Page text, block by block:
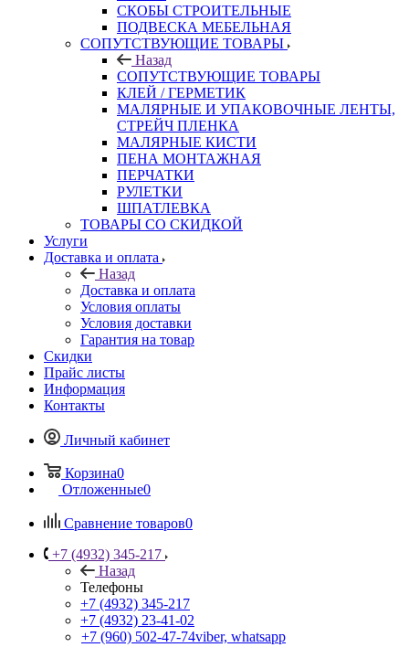
СКОБЫ СТРОИТЕЛЬНЫЕ
ПОДВЕСКА МЕБЕЛЬНАЯ
СОПУТСТВУЮЩИЕ ТОВАРЫ
Назад
СОПУТСТВУЮЩИЕ ТОВАРЫ
КЛЕЙ / ГЕРМЕТИК
МАЛЯРНЫЕ И УПАКОВОЧНЫЕ ЛЕНТЫ,
СТРЕЙЧ ПЛЕНКА
МАЛЯРНЫЕ КИСТИ
ПЕНА МОНТАЖНАЯ
ПЕРЧАТКИ
РУЛЕТКИ
ШПАТЛЕВКА
ТОВАРЫ СО СКИДКОЙ
Услуги
Доставка и оплата
Назад
Доставка и оплата
Условия оплаты
Условия доставки
Гарантия на товар
Скидки
Прайс листы
Информация
Контакты
Личный кабинет
Корзина0
Отложенные0
Сравнение товаров0
+7 (4932) 345-217
Назад
Телефоны
+7 (4932) 345-217
+7 (4932) 23-41-02
+7 (960) 502-47-74viber, whatsapp